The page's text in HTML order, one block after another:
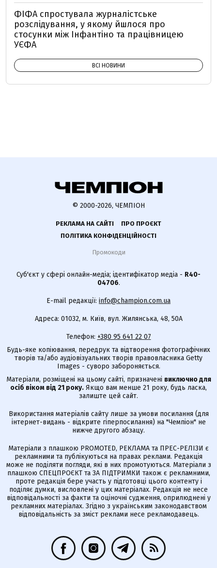
ФІФА спростувала журналістське
розслідування, у якому йшлося про
стосунки між Інфантіно та працівницею
УЄФА
ВСІ НОВИНИ
© 2000-2026, ЧЕМПІОН
РЕКЛАМА НА САЙТІ
ПРО ПРОЄКТ
ПОЛІТИКА КОНФІДЕНЦІЙНОСТІ
Промокоди
Суб'єкт у сфері онлайн-медіа; ідентифікатор медіа - R40-
04706.
E-mail редакції: info@champion.com.ua
Адреса: 01032, м. Київ, вул. Жилянська, 48, 50А
Телефон: +380 95 641 22 07
Будь-яке копіювання, передрук та відтворення фотографічних
творів та/або аудіовізуальних творів правовласника Getty
Images - суворо забороняється.
Матеріали, розміщені на цьому сайті, призначені виключно для
осіб віком від 21 року. Якщо вам менше 21 року, будь ласка,
залиште цей сайт.
Використання матеріалів сайту лише за умови посилання (для
інтернет-видань - відкрите гіперпосилання) на "Чемпіон" не
нижче другого абзацу.
Матеріали з плашкою PROMOTED, РЕКЛАМА та ПРЕС-РЕЛІЗИ є
рекламними та публікуються на правах реклами. Редакція
може не поділяти погляди, які в них промотуються. Матеріали з
плашкою СПЕЦПРОЄКТ та ЗА ПІДТРИМКИ також є рекламними,
проте редакція бере участь у підготовці цього контенту і
поділяє думки, висловлені у цих матеріалах. Редакція не несе
відповідальності за факти та оціночні судження, оприлюднені у
рекламних матеріалах. Згідно з українським законодавством
відповідальність за зміст реклами несе рекламодавець.